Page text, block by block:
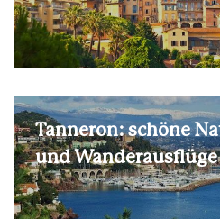
Tanneron: schöne
und Wanderausflüge